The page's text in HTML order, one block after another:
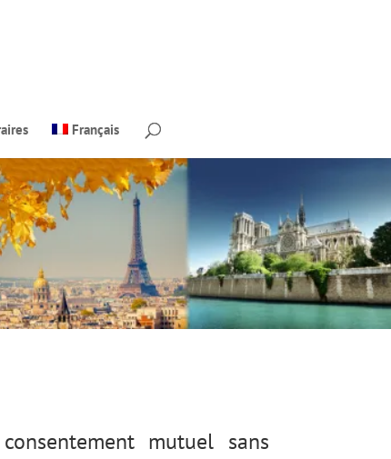
Français
mutuel sans